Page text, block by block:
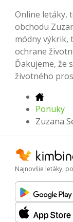
Online letáky,
obchodu
módny výkrik,
ochrane
Ďakujeme, že
životného
Ponuky
Zuzana
Najnovšie letáky,